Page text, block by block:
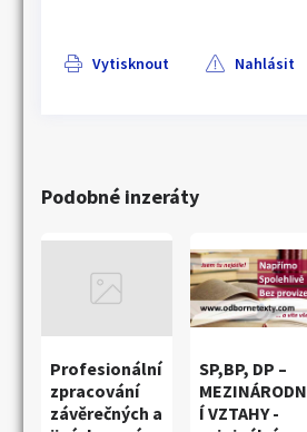
Vytisknout Nahlásit
Podobné inzeráty
Profesionální
zpracování
závěrečných a
SP,BP, DP –
MEZINÁRODN
Í VZTAHY -